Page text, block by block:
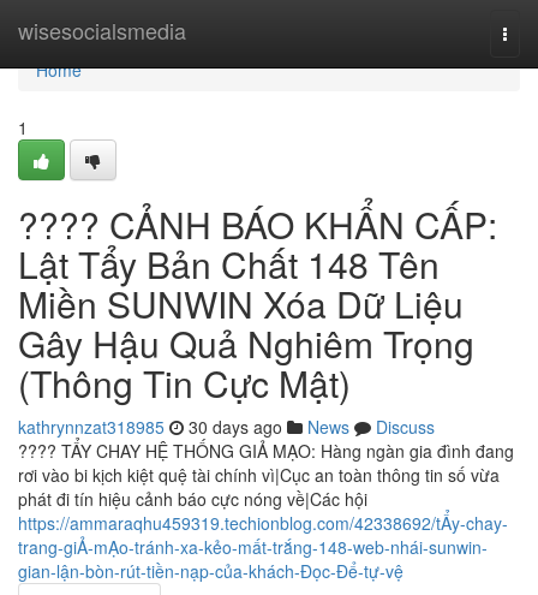
wisesocialsmedia
Home
Home
1
???? CẢNH BÁO KHẨN CẤP:
Lật Tẩy Bản Chất 148 Tên
Miền SUNWIN Xóa Dữ Liệu
Gây Hậu Quả Nghiêm Trọng
(Thông Tin Cực Mật)
kathrynnzat318985 30 days ago News
Discuss
???? TẨY CHAY HỆ THỐNG GIẢ MẠO: Hàng ngàn gia đình đang
rơi vào bi kịch kiệt quệ tài chính vì|Cục an toàn thông tin số vừa
phát đi tín hiệu cảnh báo cực nóng về|Các hội
https://ammaraqhu459319.techionblog.com/42338692/tẨy-chay-
trang-giẢ-mẠo-tránh-xa-kẻo-mất-trắng-148-web-nhái-sunwin-
gian-lận-bòn-rút-tiền-nạp-của-khách-Đọc-Để-tự-vệ